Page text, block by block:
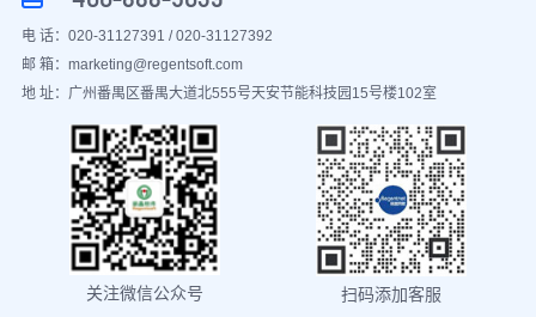
电 话：020-31127391 / 020-31127392
邮 箱：marketing@regentsoft.com
地 址：广州番禺区番禺大道北555号天安节能科技园15号楼102室
关注微信公众号 扫码添加客服